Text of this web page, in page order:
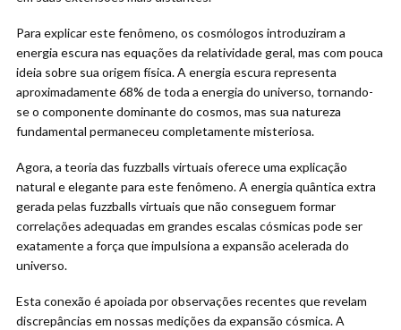
Para explicar este fenômeno, os cosmólogos introduziram a
energia escura nas equações da relatividade geral, mas com pouca
ideia sobre sua origem física. A energia escura representa
aproximadamente 68% de toda a energia do universo, tornando-
se o componente dominante do cosmos, mas sua natureza
fundamental permaneceu completamente misteriosa.
Agora, a teoria das fuzzballs virtuais oferece uma explicação
natural e elegante para este fenômeno. A energia quântica extra
gerada pelas fuzzballs virtuais que não conseguem formar
correlações adequadas em grandes escalas cósmicas pode ser
exatamente a força que impulsiona a expansão acelerada do
universo.
Esta conexão é apoiada por observações recentes que revelam
discrepâncias em nossas medições da expansão cósmica. A